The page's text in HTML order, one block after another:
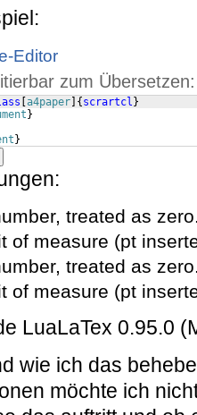
Editor
zum Übersetzen:
a4paper { scrartcl }
}
}
treated as
of measure (pt
treated as
of measure (pt
LuaLaTex 0.95.0
wie ich das
möchte ich